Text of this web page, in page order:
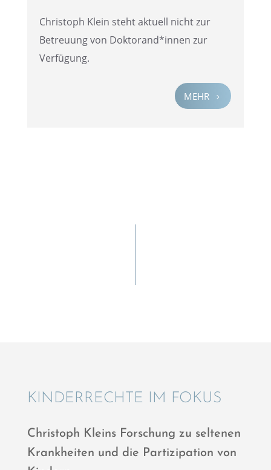
Chris­toph Klein steht aktuell nicht zur
Betreu­ung von Doktorand*innen zur
Verfügung.
MEHR 5
KINDER­RECHTE IM FOKUS
Chris­toph Kleins Forschung zu selte­nen
Krank­hei­ten und die Parti­zi­pa­tion von